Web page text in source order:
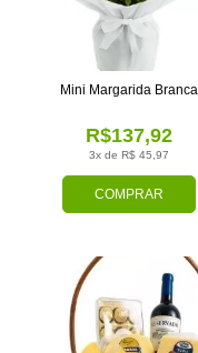
COMPRAR
3x de R$ 45,97
R$137,92
Mini Margarida Branca